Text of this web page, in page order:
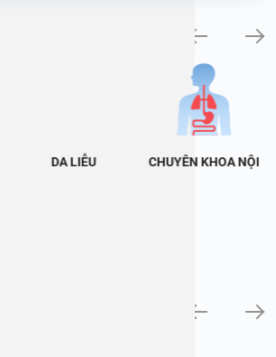
DA LIỄU CHUYÊN KHOA NỘI